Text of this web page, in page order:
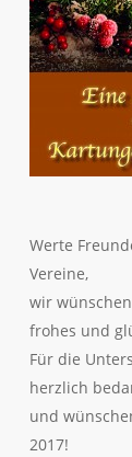
Werte
Vereine,
wir
frohes und
Für die
herzlich
und
2017!